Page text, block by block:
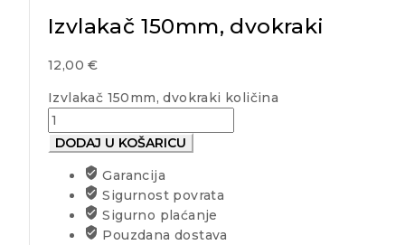
Izvlakač 150mm, dvokraki
12,00€
Izvlakač 150mm, dvokraki količina
DODAJ U KOŠARICU
Garancija
Sigurnost povrata
Sigurno plaćanje
Pouzdana dostava